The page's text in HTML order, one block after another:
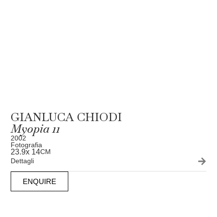
GIANLUCA CHIODI
Myopia 11
2002
Fotografia
23.9x 14CM
Dettagli
ENQUIRE